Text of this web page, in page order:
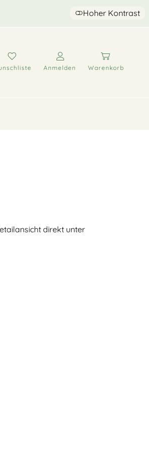
Hoher Kontrast
Anmelden Warenkorb
direkt unter